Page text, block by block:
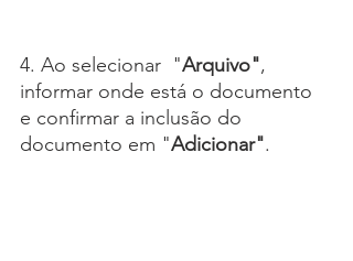
4. Ao selecionar  "Arquivo",
informar onde está o documento
e confirmar a inclusão do
documento em "Adicionar".